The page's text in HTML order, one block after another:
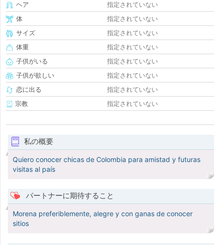
ヘア
指定されていない
体
指定されていない
サイズ
指定されていない
体重
指定されていない
子供がいる
指定されていない
子供が欲しい
指定されていない
恋に出る
指定されていない
宗教
指定されていない
私の概要
Quiero conocer chicas de Colombia para amistad y futuras
visitas al país
パートナーに期待すること
Morena preferiblemente, alegre y con ganas de conocer
sitios